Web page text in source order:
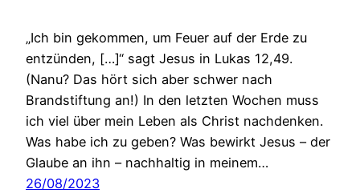
„Ich bin gekommen, um Feuer auf der Erde zu
entzünden, […]“ sagt Jesus in Lukas 12,49.
(Nanu? Das hört sich aber schwer nach
Brandstiftung an!) In den letzten Wochen muss
ich viel über mein Leben als Christ nachdenken.
Was habe ich zu geben? Was bewirkt Jesus – der
Glaube an ihn – nachhaltig in meinem…
26/08/2023